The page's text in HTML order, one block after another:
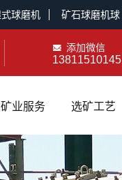
球磨机 矿石球磨机球
添加微信
13811510145
矿业服务 选矿工艺